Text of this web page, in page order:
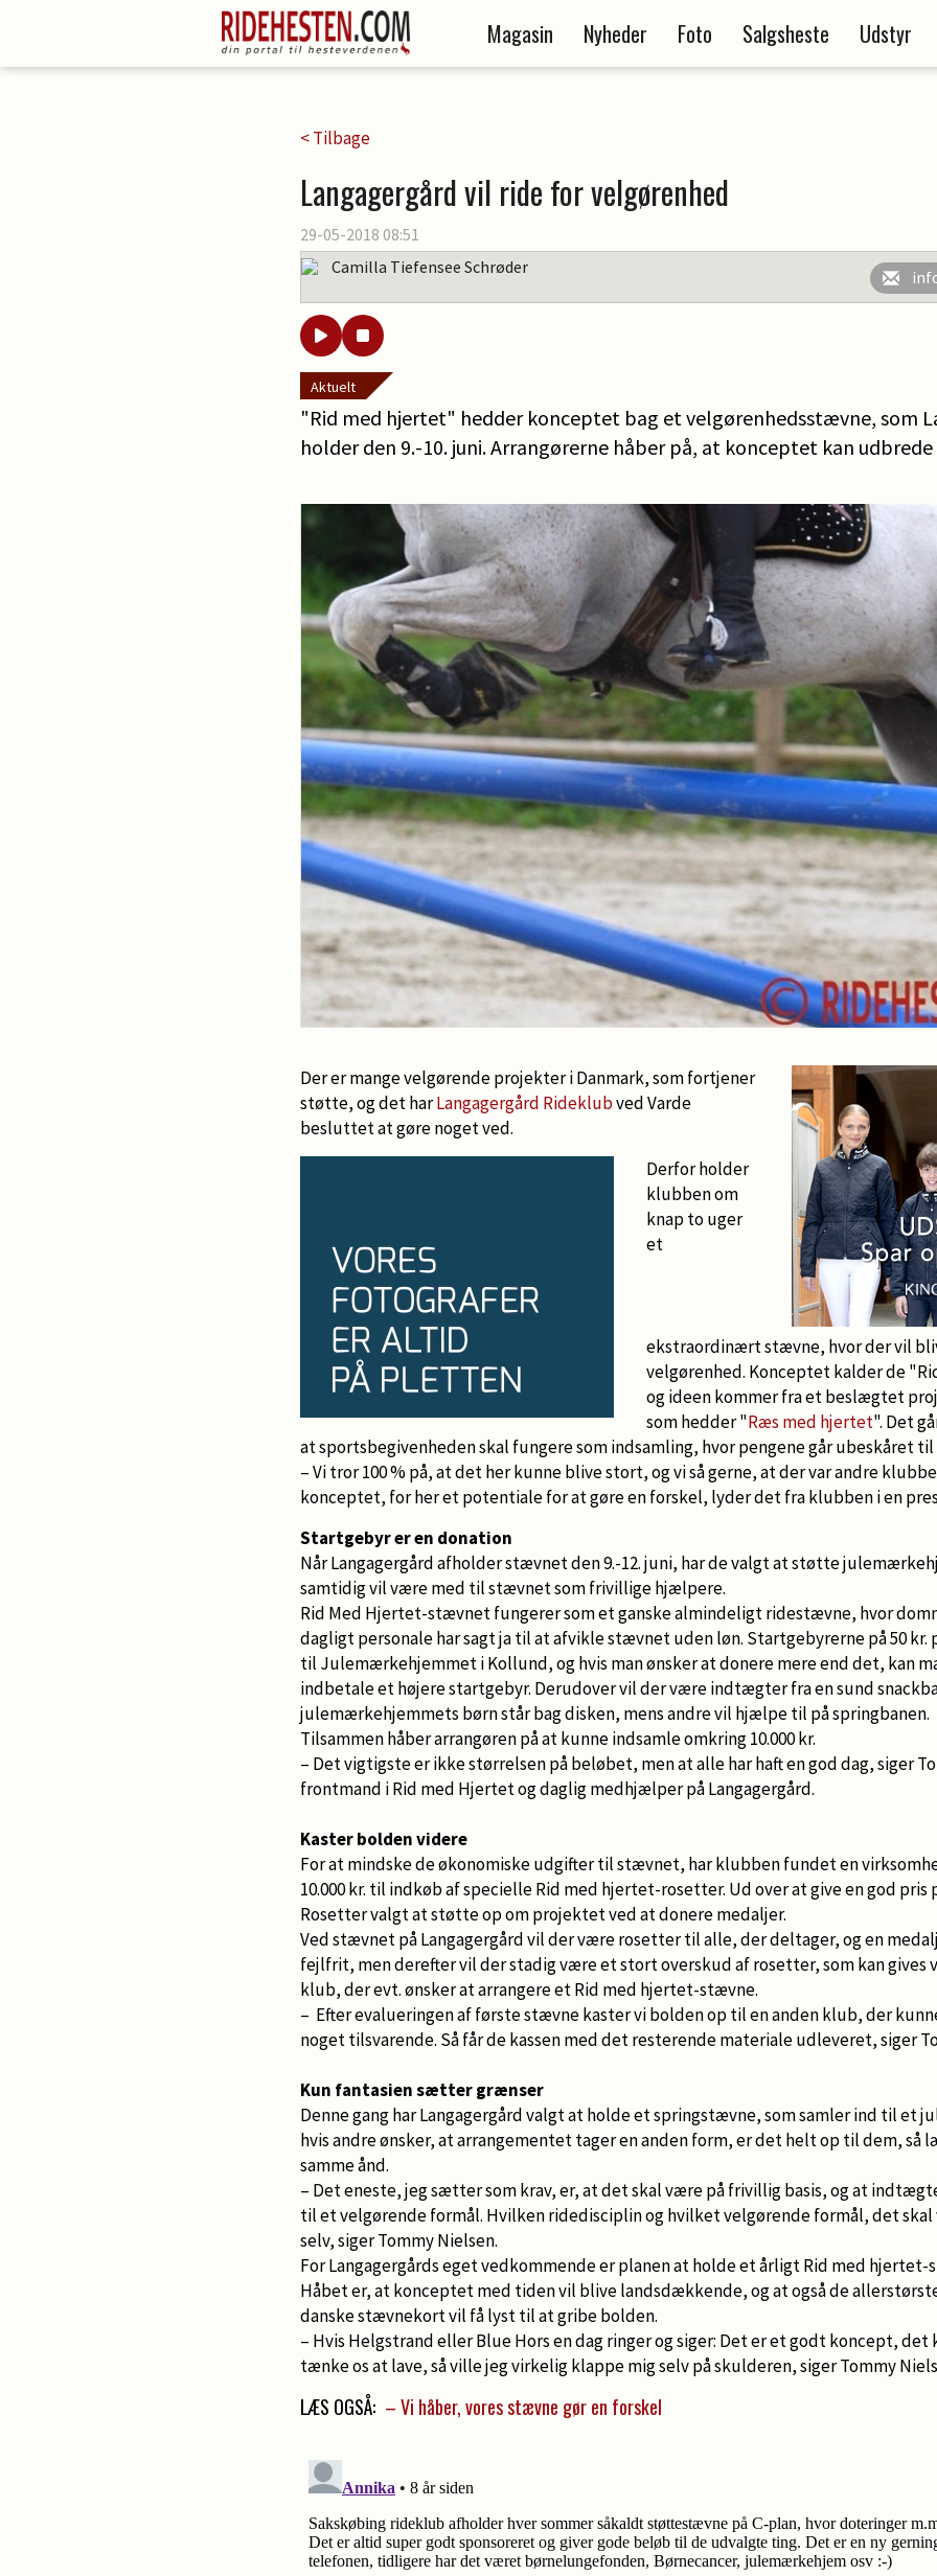
Magasin Nyheder Foto Salgsheste Udstyr
< Tilbage
Langagergård vil ride for velgørenhed
29-05-2018 08:51
Camilla Tiefensee Schrøder
Aktuelt
"Rid med hjertet" hedder konceptet bag et velgørenhedsstævne, som
holder den 9.-10. juni. Arrangørerne håber på, at konceptet kan
Der er mange velgørende projekter i Danmark, som fortjener
støtte, og det harLangagergård Rideklubved Varde
besluttet at gøre noget ved.
Derfor holder
klubben om
knap to uger
et
ekstraordinært stævne, hvor der vil
velgørenhed. Konceptet kalder de
og ideen kommer fra et beslægtet
som hedder "Ræs med hjertet". Det
at sportsbegivenheden skal fungere som indsamling, hvor pengene går ubeskåret
– Vi tror 100 % på, at det her kunne blive stort, og vi så gerne, at der var andre
konceptet, for her et potentiale for at gøre en forskel, lyder det fra klubben i en
Startgebyr er en donation
Når Langagergård afholder stævnet den 9.-12. juni, har de valgt at støtte
samtidig vil være med til stævnet som frivillige hjælpere.
Rid Med Hjertet-stævnet fungerer som et ganske almindeligt ridestævne, hvor
dagligt personale har sagt ja til at afvikle stævnet uden løn. Startgebyrerne på 50
til Julemærkehjemmet i Kollund, og hvis man ønsker at donere mere end det, kan
indbetale et højere startgebyr. Derudover vil der være indtægter fra en sund
julemærkehjemmets børn står bag disken, mens andre vil hjælpe til på springbanen.
Tilsammen håber arrangøren på at kunne indsamle omkring 10.000 kr.
– Det vigtigste er ikke størrelsen på beløbet, men at alle har haft en god dag, siger
frontmand i Rid med Hjertet og daglig medhjælper på Langagergård.
Kaster bolden videre
For at mindske de økonomiske udgifter til stævnet, har klubben fundet en
10.000 kr. til indkøb af specielle Rid med hjertet-rosetter. Ud over at give en god pris
Rosetter valgt at støtte op om projektet ved at donere medaljer.
Ved stævnet på Langagergård vil der være rosetter til alle, der deltager, og en
fejlfrit, men derefter vil der stadig være et stort overskud af rosetter, som kan gives
klub, der evt. ønsker at arrangere et Rid med hjertet-stævne.
– Efter evalueringen af første stævne kaster vi bolden op til en anden klub, der
noget tilsvarende. Så får de kassen med det resterende materiale udleveret, siger
Kun fantasien sætter grænser
Denne gang har Langagergård valgt at holde et springstævne, som samler ind til et
hvis andre ønsker, at arrangementet tager en anden form, er det helt op til dem, så
samme ånd.
– Det eneste, jeg sætter som krav, er, at det skal være på frivillig basis, og at
til et velgørende formål. Hvilken ridedisciplin og hvilket velgørende formål, det
selv, siger Tommy Nielsen.
For Langagergårds eget vedkommende er planen at holde et årligt Rid med hjertet-
Håbet er, at konceptet med tiden vil blive landsdækkende, og at også de
danske stævnekort vil få lyst til at gribe bolden.
– Hvis Helgstrand eller Blue Hors en dag ringer og siger: Det er et godt koncept, det
tænke os at lave, så ville jeg virkelig klappe mig selv på skulderen, siger Tommy
LÆS OGSÅ: – Vi håber, vores stævne gør en forskel